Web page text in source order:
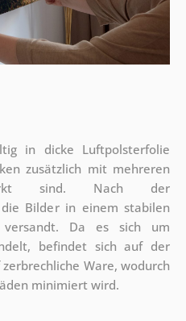
in dicke Luftpolsterfolie
zusätzlich mit mehreren
sind. Nach der
Bilder in einem stabilen
Da es sich um
befindet sich auf der
Ware, wodurch
minimiert wird.